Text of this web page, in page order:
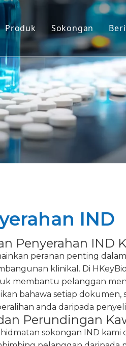
Produk
Model Non-Manusia Primat
Model Haiwan Tikus
Tisu Manusia & Model Ex
Penilaian Keberkesanan
Perubatan Translasi &
Sokongan Penyerahan IND
Sokongan
Perkhidmatan
Muat turun
Soalan Lazim
Testimoni
IND
Penyerahan IND
peranan penting
klinikal. Di
membantu pelanggan
bahawa setiap
anda daripada
Perundingan
sokongan IND